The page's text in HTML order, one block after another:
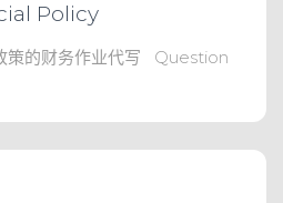
Policy
策的财务作业代写 Question